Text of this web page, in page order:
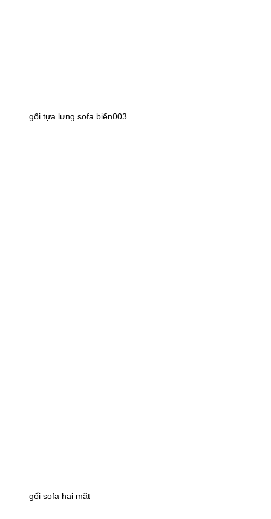
gối tựa lưng sofa biển003
gối sofa hai mặt